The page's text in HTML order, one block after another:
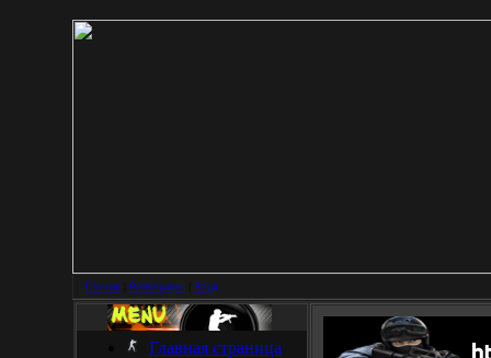
Главная Регистрация Вход
Главная страница